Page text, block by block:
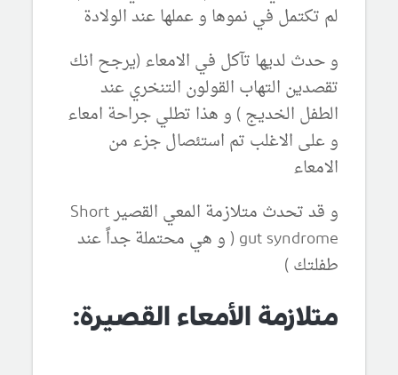
لم تكتمل في نموها و عملها عند الولادة
و حدث لديها تآكل في الامعاء (يرجح انك
تقصدين التهاب القولون التنخري عند
الطفل الخديج ) و هذا تطلي جراحة امعاء
و على الاغلب تم استئصال جزء من
الامعاء
و قد تحدث متلازمة المعي القصيرShort
gut syndrome ( و هي محتملة جداً عند
طفلتك )
متلازمة الأمعاء القصيرة: